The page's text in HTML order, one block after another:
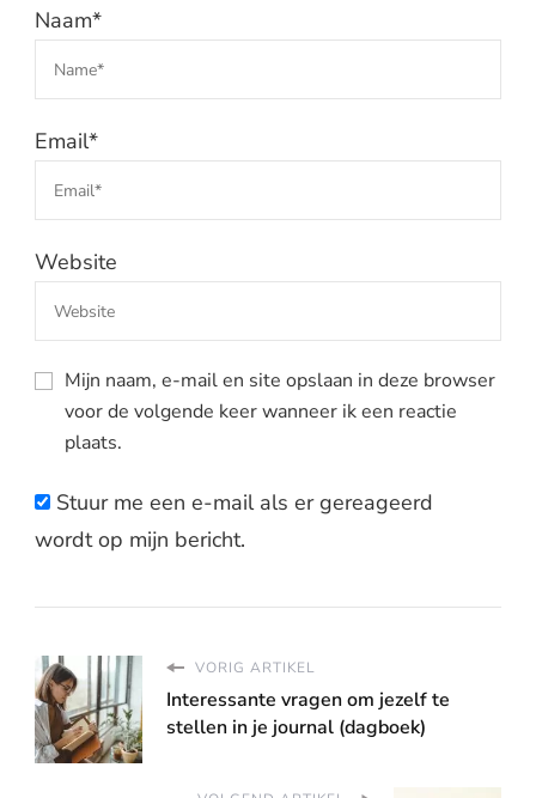
Naam*
Email*
Website
Mijn naam, e-mail en site opslaan in deze browser
voor de volgende keer wanneer ik een reactie
plaats.
Stuur me een e-mail als er gereageerd
wordt op mijn bericht.
VORIG ARTIKEL
Interessante vragen om jezelf te
stellen in je journal (dagboek)